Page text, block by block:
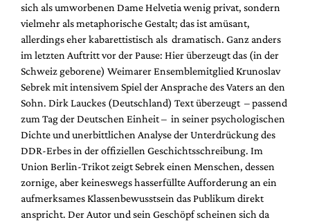
sich als umworbenen Dame Helvetia wenig privat, sondern
vielmehr als metaphorische Gestalt; das ist amüsant,
allerdings eher kabarettistisch als dramatisch. Ganz anders
im letzten Auftritt vor der Pause: Hier überzeugt das (in der
Schweiz geborene) Weimarer Ensemblemitglied Krunoslav
Sebrek mit intensivem Spiel der Ansprache des Vaters an den
Sohn. Dirk Lauckes (Deutschland) Text überzeugt – passend
zum Tag der Deutschen Einheit – in seiner psychologischen
Dichte und unerbittlichen Analyse der Unterdrückung des
DDR-Erbes in der offiziellen Geschichtsschreibung. Im
Union Berlin-Trikot zeigt Sebrek einen Menschen, dessen
zornige, aber keineswegs hasserfüllte Aufforderung an ein
aufmerksames Klassenbewusstsein das Publikum direkt
anspricht. Der Autor und sein Geschöpf scheinen sich da